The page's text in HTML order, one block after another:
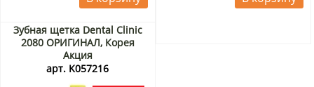
Зубная щетка Dental Clinic
2080 ОРИГИНАЛ, Корея
Акция
арт. K057216